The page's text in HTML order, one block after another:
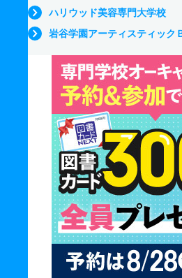
ハリウッド美容専門大学校
岩谷学園アーティスティック